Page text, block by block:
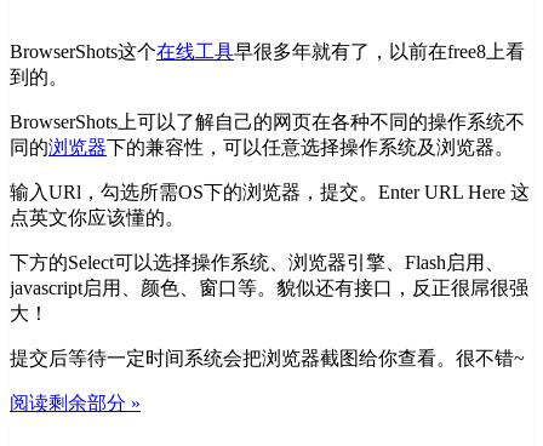
BrowserShots这个在线工具早很多年就有了，以前在free8上看
到的。
BrowserShots上可以了解自己的网页在各种不同的操作系统不
同的浏览器下的兼容性，可以任意选择操作系统及浏览器。
输入URl，勾选所需OS下的浏览器，提交。Enter URL Here 这
点英文你应该懂的。
下方的Select可以选择操作系统、浏览器引擎、Flash启用、
javascript启用、颜色、窗口等。貌似还有接口，反正很屌很强
大！
提交后等待一定时间系统会把浏览器截图给你查看。很不错~
阅读剩余部分 »